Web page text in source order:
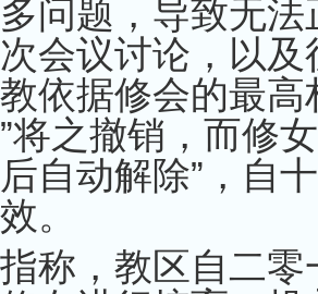
问题，导致无法
会议讨论，以及
依据修会的最高
将之撤销，而修
自动解除”，自
。
，教区自二零